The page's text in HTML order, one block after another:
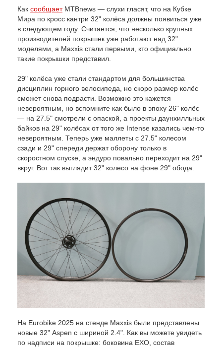
Как сообщаетMTBnews — слухи гласят, что на Кубке
Мира по кросс кантри 32" колёса должны появиться уже
в следующем году. Считается, что несколько крупных
производителей покрышек уже работают над 32"
моделями, а Maxxis стали первыми, кто официально
такие покрышки представил.
29" колёса уже стали стандартом для большинства
дисциплин горного велосипеда, но скоро размер колёс
сможет снова подрасти. Возможно это кажется
невероятным, но вспомните как было в эпоху 26" колёс
— на 27.5" смотрели с опаской, а проекты даунхилльных
байков на 29" колёсах от того же Intense казались чем-то
невероятным. Теперь уже маллеты с 27.5" колесом
сзади и 29" спереди держат оборону только в
скоростном спуске, а эндуро повально переходит на 29"
вкруг. Вот так выглядит 32" колесо на фоне 29" обода.
На Eurobike 2025 на стенде Maxxis были представлены
новые 32" Aspen с шириной 2.4". Как вы можете увидеть
по надписи на покрышке: боковина EXO, состав